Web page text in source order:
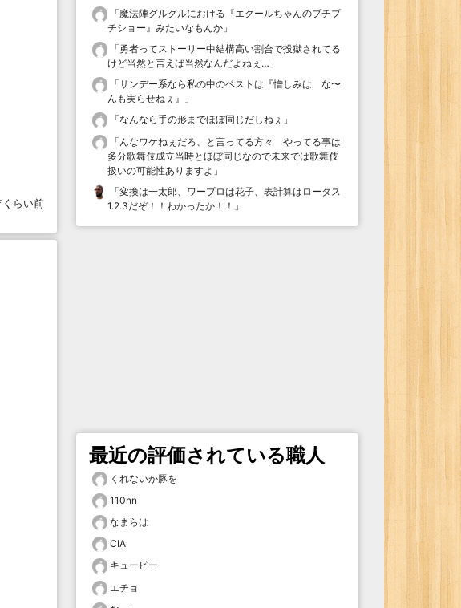
らい前
「魔法陣グルグルにおける『エクールちゃんのプチプ
チショー』みたいなもんか 」
「勇者ってストーリー中結構高い割合で投獄されてる
けど当然と言えば当然なんだよねぇ… 」
「サンデー系なら私の中のベストは『憎しみは な〜
んも実らせねぇ』
」
「なんなら手の形までほぼ同じだしねぇ 」
「 んなワケねぇだろ、と言ってる方々 やってる事は
多分歌舞伎成立当時とほぼ同じなので未来では歌舞伎
扱いの可能性ありますよ 」
「変換は一太郎、ワープロは花子、表計算はロータス
1.2.3だぞ！！わかったか！！ 」
最近の評価されている職人
くれないか豚を
110nn
なまらは
CIA
キューピー
エチョ